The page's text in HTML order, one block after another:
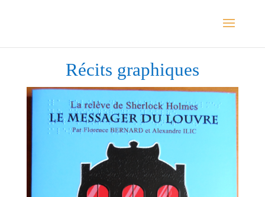
Récits graphiques